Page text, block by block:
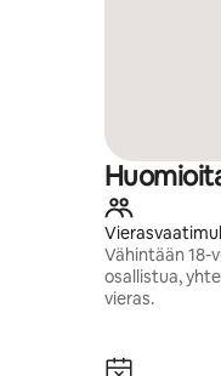
Vähintään 18-
osallistua,
vieras.